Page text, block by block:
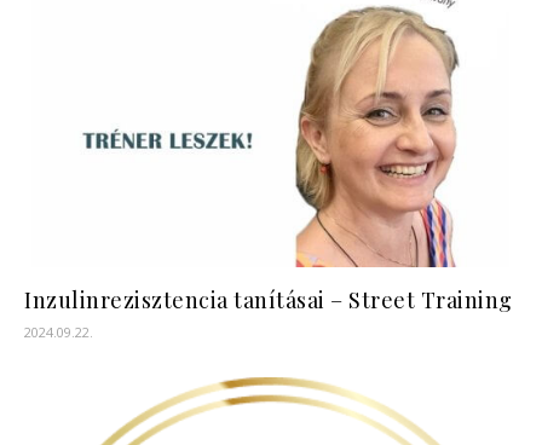
Inzulinrezisztencia tanításai – Street Training
2024.09.22.